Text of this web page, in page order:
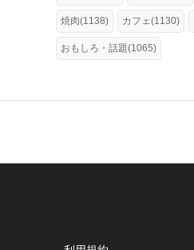
焼肉(1138) カフェ(1130)
おもしろ・話題(1065)